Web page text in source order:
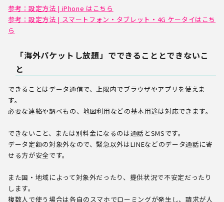
参考： 設定方法 | iPhone はこちら
参考： 設定方法 | スマートフォン・タブレット・4G ケータイはこち
ら
「海外パケットし放題」でできることとできないこ
と
できることはデータ通信で、上限内でブラウザやアプリを使えま
す。
必要な連絡や調べもの、地図利用などの基本用途は対応できます。
できないこと、または別料金になるのは通話とSMSです。
データ定額の対象外なので、緊急以外はLINEなどのデータ通話に寄
せる方が安全です。
また国・地域によって対象外だったり、提供状況で不安定だったり
します。
複数人で使う場合は各自のスマホでローミングが発生し、請求が人